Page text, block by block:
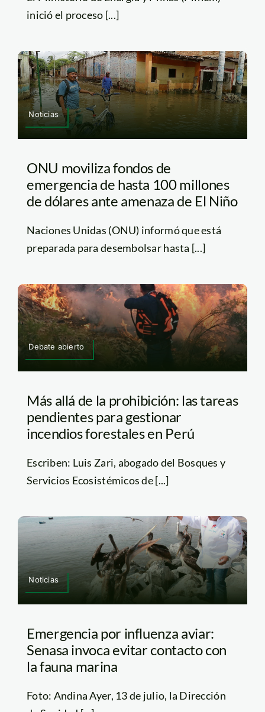
inició el proceso [...]
Noticias
ONU moviliza fondos de
emergencia de hasta 100 millones
de dólares ante amenaza de El Niño
Naciones Unidas (ONU) informó que está
preparada para desembolsar hasta [...]
Debate abierto
Más allá de la prohibición: las tareas
pendientes para gestionar
incendios forestales en Perú
Escriben: Luis Zari, abogado del Bosques y
Servicios Ecosistémicos de [...]
Noticias
Emergencia por influenza aviar:
Senasa invoca evitar contacto con
la fauna marina
Foto: Andina Ayer, 13 de julio, la Dirección